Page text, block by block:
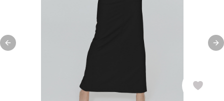
Previous slide